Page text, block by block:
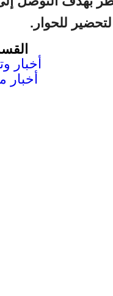
للحوار.
أخبار
أخبار